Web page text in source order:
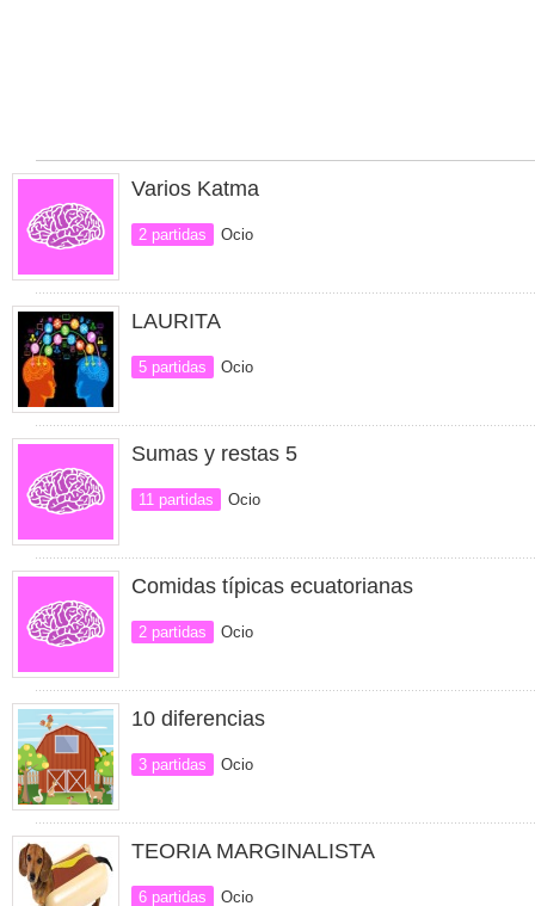
Varios Katma
2 partidas Ocio
LAURITA
5 partidas Ocio
Sumas y restas 5
11 partidas Ocio
Comidas típicas ecuatorianas
2 partidas Ocio
10 diferencias
3 partidas Ocio
TEORIA MARGINALISTA
6 partidas Ocio